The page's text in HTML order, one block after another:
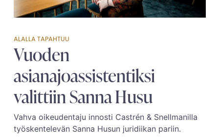
ALALLA TAPAHTUU
Vuoden
asianajoassistentiksi
valittiin Sanna Husu
Vahva oikeudentaju innosti Castrén & ­Snellmanilla
työskentelevän Sanna Husun juridiikan pariin.